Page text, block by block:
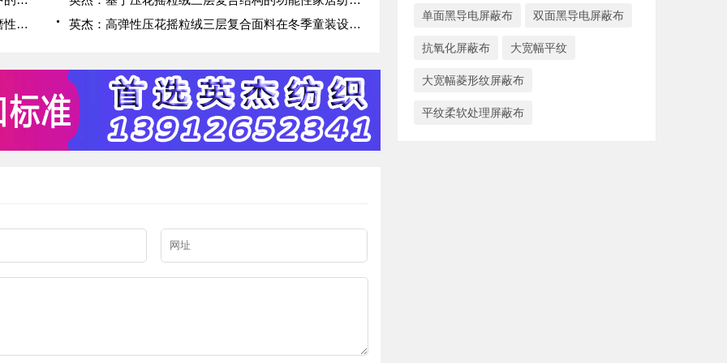
英杰：压花摇粒绒三层复合面料的抗起球性与耐磨性优化技术分析
英杰：高弹性压花摇粒绒三层复合面料在冬季童装设计中的应用实践
单面黑导电屏蔽布 双面黑导电屏蔽布
抗氧化屏蔽布 大宽幅平纹
大宽幅菱形纹屏蔽布
平纹柔软处理屏蔽布